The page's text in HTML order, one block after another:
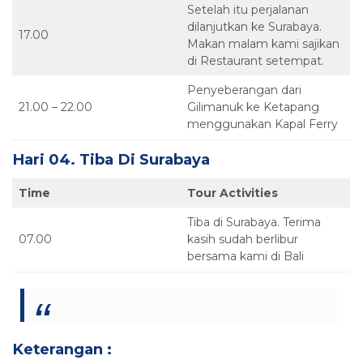
17.00
Setelah itu perjalanan
dilanjutkan ke Surabaya.
Makan malam kami sajikan
di Restaurant setempat.
21.00 – 22.00
Penyeberangan dari
Gilimanuk ke Ketapang
menggunakan Kapal Ferry
Hari 04. Tiba Di Surabaya
Time Tour Activities
07.00
Tiba di Surabaya. Terima
kasih sudah berlibur
bersama kami di Bali
Keterangan :